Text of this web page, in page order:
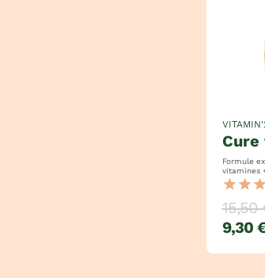
Formule
vitamines +
= 100%
star star star
15,50
9,30